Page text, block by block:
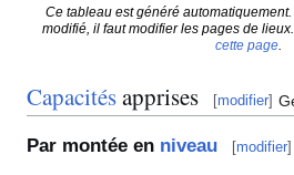
Ce tableau est généré
modifié, il faut modifier les pages de
cette page
Capacitésapprises [modifier]
Par montée en niveau [modifier]